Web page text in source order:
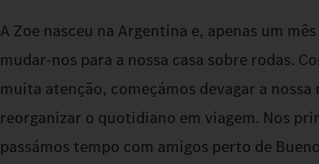
A Zoe nasceu na Argentina e, apenas um
mudar‑nos para a nossa casa sobre rodas.
muita atenção, começámos devagar a
reorganizar o quotidiano em viagem. Nos
passámos tempo com amigos perto de